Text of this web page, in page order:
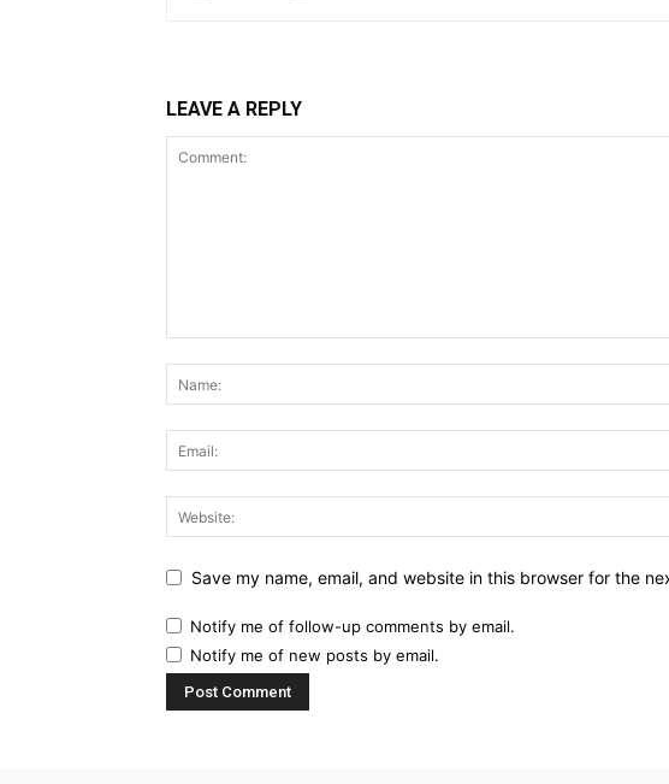
LEAVE A REPLY
Save my name, email, and website in this browser for the
Notify me of follow-up comments by email.
Notify me of new posts by email.